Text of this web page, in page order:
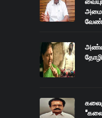
தோழி